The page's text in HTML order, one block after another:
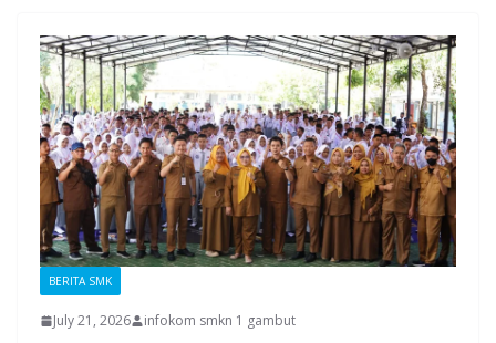
BERITA SMK
July 21, 2026 infokom smkn 1 gambut